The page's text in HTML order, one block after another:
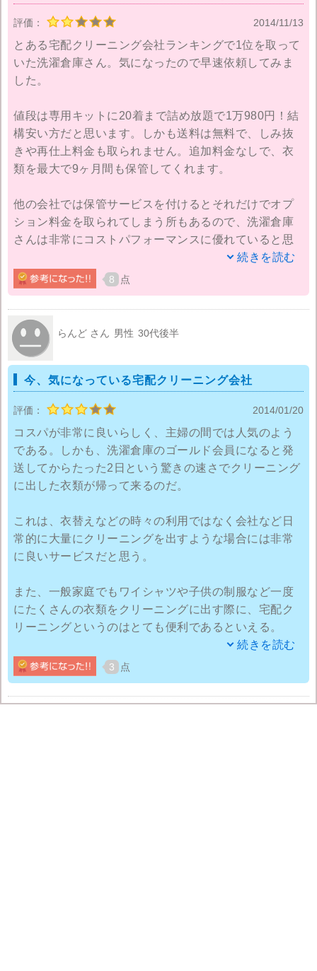
評価： 2014/11/13
とある宅配クリーニング会社ランキングで1位を取って
いた洗濯倉庫さん。気になったので早速依頼してみま
した。
値段は専用キットに20着まで詰め放題で1万980円！結
構安い方だと思います。しかも送料は無料で、しみ抜
きや再仕上料金も取られません。追加料金なしで、衣
類を最大で9ヶ月間も保管してくれます。
他の会社では保管サービスを付けるとそれだけでオプ
ション料金を取られてしまう所もあるので、洗濯倉庫
さんは非常にコストパフォーマンスに優れていると思
モチロン仕上がりも特にトラブルなどはなく良いので
すが、他より少し納期がかかっているように思いま
す。利用するのであれば、すぐに使いたい衣類は近く
のクリーニング店へ出して、洗濯倉庫さんには季節の
衣替え時の洋服をまとめて利用することが賢い利用方
法だと思います。個人的な希望としては、ブーツやカ
続きを読む
8 点
らんど さん 男性 30代後半
今、気になっている宅配クリーニング会社
評価： 2014/01/20
コスパが非常に良いらしく、主婦の間では人気のよう
である。しかも、洗濯倉庫のゴールド会員になると発
送してからたった2日という驚きの速さでクリーニング
に出した衣類が帰って来るのだ。
これは、衣替えなどの時々の利用ではなく会社など日
常的に大量にクリーニングを出すような場合には非常
に良いサービスだと思う。
また、一般家庭でもワイシャツや子供の制服など一度
にたくさんの衣類をクリーニングに出す際に、宅配ク
リーニングというのはとても便利であるといえる。
やはり、大量の衣類を店舗まで運ぶのは大変な作業
だ。それが宅配サービスであれば家から出ることなく
クリーニングが完了するのである。
続きを読む
3 点